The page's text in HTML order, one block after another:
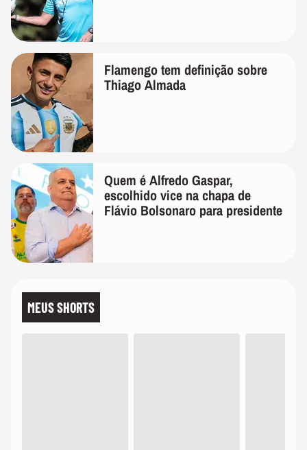
Flamengo tem definição sobre
Thiago Almada
Quem é Alfredo Gaspar,
escolhido vice na chapa de
Flávio Bolsonaro para presidente
MEUS SHORTS